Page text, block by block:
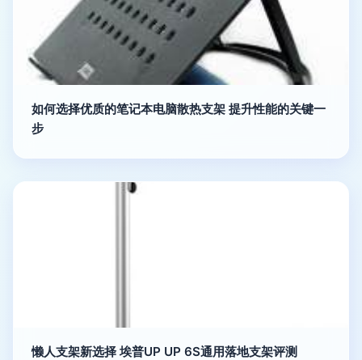
如何选择优质的笔记本电脑散热支架 提升性能的关键一
步
懒人支架新选择 埃普UP UP 6S通用落地支架评测